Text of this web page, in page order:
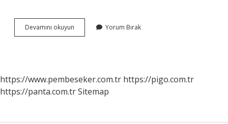
Devamını okuyun Paragrafa
Nereden
Yorum Bırak
https://www.pembeseker.com.tr https://pigo.com.tr
https://panta.com.trSitemap